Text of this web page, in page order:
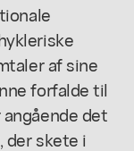
af sine
forfalde til
det
der skete i